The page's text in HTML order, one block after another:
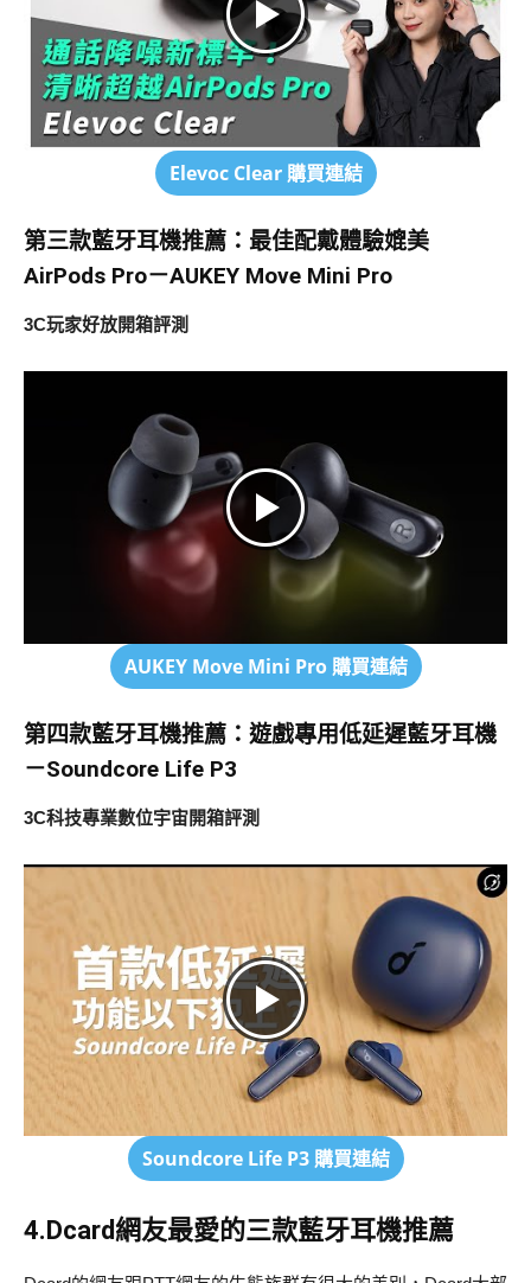
Elevoc Clear購買連結
第三款藍牙耳機推薦 ：最佳配戴體驗媲美
AirPods Pro－AUKEY Move Mini Pro
3C玩家好放開箱評測
AUKEY Move Mini Pro購買連結
第四款藍牙耳機推薦： 遊戲專用低延遲藍牙耳機
－Soundcore Life P3
3C科技專業數位宇宙開箱評測
Soundcore Life P3購買連結
4.Dcard網友最愛的三款藍牙耳機推薦